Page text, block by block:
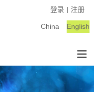
登录 注册
English
China